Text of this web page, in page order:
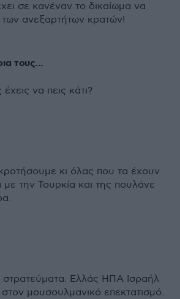
σε κανέναν το δικαίωμα να
των ανεξαρτήτων κρατών!
τους...
να πεις κάτι?
κι όλας που τα έχουν
με την Τουρκία και της πουλάνε
στρατεύματα. Ελλάς ΗΠΑ Ισραήλ
μουσουλμανικό επεκτατισμό.